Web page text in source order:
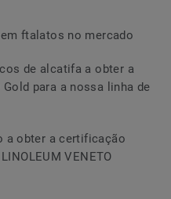
ftalatos no mercado
de alcatifa a obter a
para a nossa linha de
a obter a certificação
VENETO